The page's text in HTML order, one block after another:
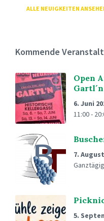
ALLE NEUIGKEITEN
Kommende
Open
6. Juni
11:00 -
7.
5.